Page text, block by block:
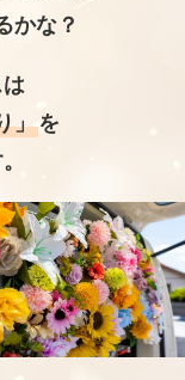
かな？
」 を